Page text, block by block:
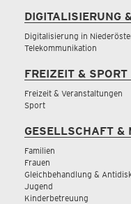
DIGITALISIERUNG
Digitalisierung in
Telekommunikation
FREIZEIT & SPORT
Freizeit & Veranstaltungen
Sport
GESELLSCHAFT &
Familien
Frauen
Gleichbehandlung &
Jugend
Kinderbetreuung